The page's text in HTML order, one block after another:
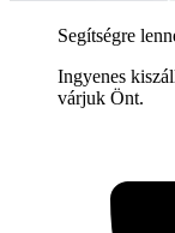
Segítségre
Ingyenes
várjuk Önt.